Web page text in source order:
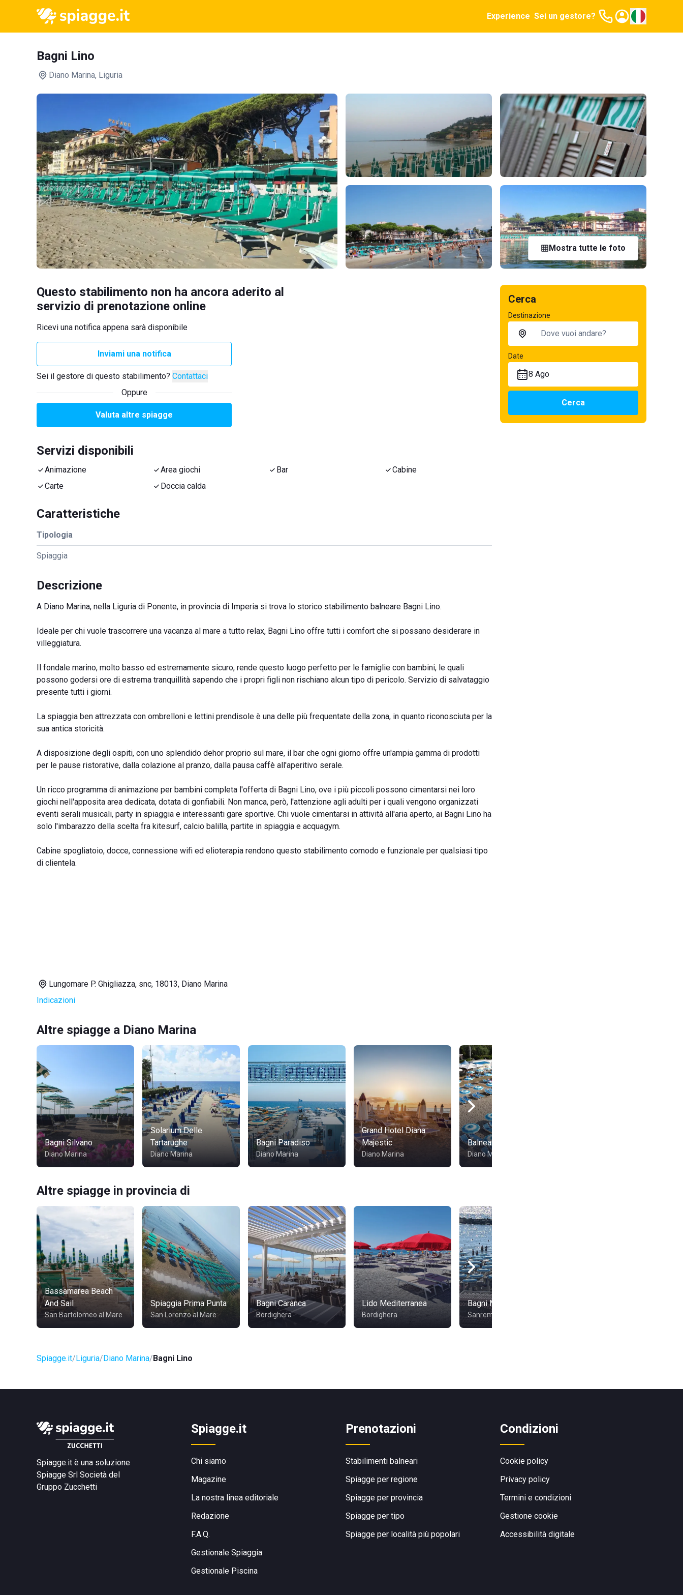
Experience Sei un gestore?
Bagni Lino
Diano Marina, Liguria
Mostra tutte le foto
Questo stabilimento non ha ancora aderito al
servizio di prenotazione online
Ricevi una notifica appena sarà disponibile
Inviami una notifica
Sei il gestore di questo stabilimento? Contattaci
Oppure
Valuta altre spiagge
Servizi disponibili
Animazione Area giochi Bar
Cabine
Carte
Doccia calda
Caratteristiche
Tipologia
Spiaggia
Descrizione
A Diano Marina, nella Liguria di Ponente, in provincia di Imperia si trova lo storico stabilimento balneare Bagni Lino.
Ideale per chi vuole trascorrere una vacanza al mare a tutto relax, Bagni Lino offre tutti i comfort che si possano desiderare in
villeggiatura.
Il fondale marino, molto basso ed estremamente sicuro, rende questo luogo perfetto per le famiglie con bambini, le quali
possono godersi ore di estrema tranquillità sapendo che i propri figli non rischiano alcun tipo di pericolo. Servizio di salvataggio
presente tutti i giorni.
La spiaggia ben attrezzata con ombrelloni e lettini prendisole è una delle più frequentate della zona, in quanto riconosciuta per la
sua antica storicità.
A disposizione degli ospiti, con uno splendido dehor proprio sul mare, il bar che ogni giorno offre un'ampia gamma di prodotti
per le pause ristorative, dalla colazione al pranzo, dalla pausa caffè all'aperitivo serale.
Un ricco programma di animazione per bambini completa l'offerta di Bagni Lino, ove i più piccoli possono cimentarsi nei loro
giochi nell'apposita area dedicata, dotata di gonfiabili. Non manca, però, l'attenzione agli adulti per i quali vengono organizzati
eventi serali musicali, party in spiaggia e interessanti gare sportive. Chi vuole cimentarsi in attività all'aria aperto, ai Bagni Lino ha
solo l'imbarazzo della scelta fra kitesurf, calcio balilla, partite in spiaggia e acquagym.
Cabine spogliatoio, docce, connessione wifi ed elioterapia rendono questo stabilimento comodo e funzionale per qualsiasi tipo
di clientela.
Lungomare P. Ghigliazza, snc, 18013, Diano Marina
Indicazioni
Altre spiagge a Diano Marina
Bagni Silvano
Diano Marina
Solarium Delle
Tartarughe
Diano Marina
Bagni Paradiso
Diano Marina
Grand Hotel Diana
Majestic
Diano Marina
Balnearia Diana
Diano Marina
Altre spiagge in provincia di
Bassamarea Beach
And Sail
San Bartolomeo al Mare
Spiaggia Prima Punta
San Lorenzo al Mare
Bagni Caranca
Bordighera
Lido Mediterranea
Bordighera
Bagni Mirasole
Sanremo
Spiagge.it Liguria Diano Marina Bagni Lino
Cerca
Destinazione
Date
8 Ago
Cerca
Spiagge.it è una soluzione
Spiagge Srl Società del
Gruppo Zucchetti
Spiagge.it
Chi siamo
Magazine
La nostra linea editoriale
Redazione
F.A.Q.
Gestionale Spiaggia
Gestionale Piscina
Prenotazioni
Stabilimenti balneari
Spiagge per regione
Spiagge per provincia
Spiagge per tipo
Spiagge per località più popolari
Condizioni
Cookie policy
Privacy policy
Termini e condizioni
Gestione cookie
Accessibilità digitale